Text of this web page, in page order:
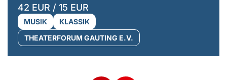
42 EUR / 15 EUR
MUSIK
KLASSIK
THEATERFORUM GAUTING E.V.